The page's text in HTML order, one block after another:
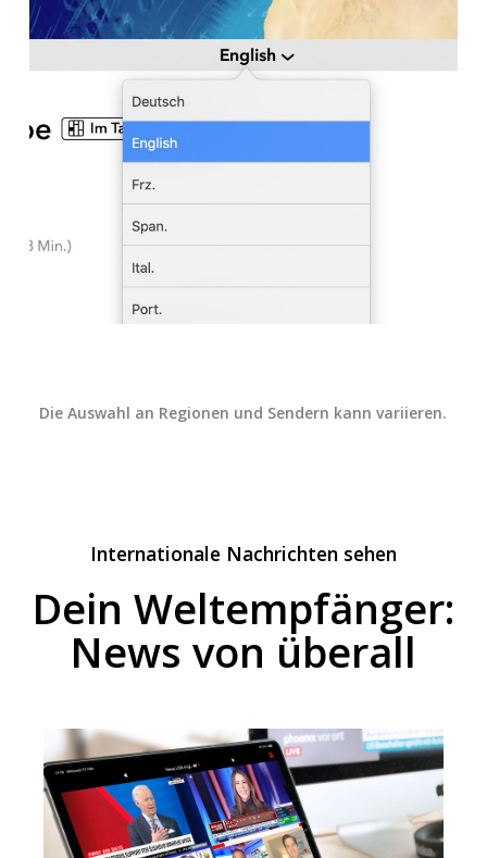
Die Auswahl an Regionen und Sendern kann variieren.
Internationale Nachrichten sehen
Dein Weltempfänger:
News von überall